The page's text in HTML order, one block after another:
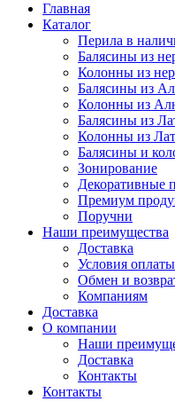
Главная
Каталог
Перила в
Балясины из
Колонны из
Балясины из
Колонны из
Балясины из
Колонны из
Балясины и
Зонирование
Декоративные
Премиум
Поручни
Наши преимущества
Доставка
Условия оплаты
Обмен и
Компаниям
Доставка
О компании
Наши
Доставка
Контакты
Контакты